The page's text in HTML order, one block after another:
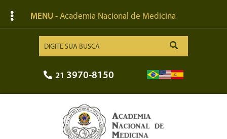
MENU - Academia Nacional de Medicina
21 3970-8150